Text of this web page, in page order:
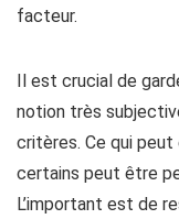
facteur.
Il est crucial de
notion très
critères. Ce qui
certains peut être
L’important est de